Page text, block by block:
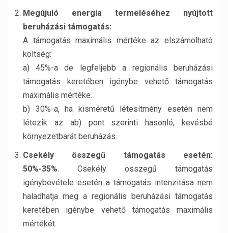
Megújuló energia termeléséhez nyújtott
beruházási támogatás:
A támogatás maximális mértéke az elszámolható
költség:
a) 45%-a de legfeljebb a regionális beruházási
támogatás keretében igénybe vehető támogatás
maximális mértéke.
b) 30%-a, ha kisméretű létesítmény esetén nem
létezik az ab) pont szerinti hasonló, kevésbé
környezetbarát beruházás.
Csekély összegű támogatás esetén:
50%-35%. Csekély összegű támogatás
igénybevétele esetén a támogatás intenzitása nem
haladhatja meg a regionális beruházási támogatás
keretében igénybe vehető támogatás maximális
mértékét.